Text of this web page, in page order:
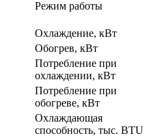
Режим работы
Охлаждение, кВт
Обогрев, кВт
Потребление при
охлаждении, кВт
Потребление при
обогреве, кВт
Охлаждающая
способность, тыс. BTU